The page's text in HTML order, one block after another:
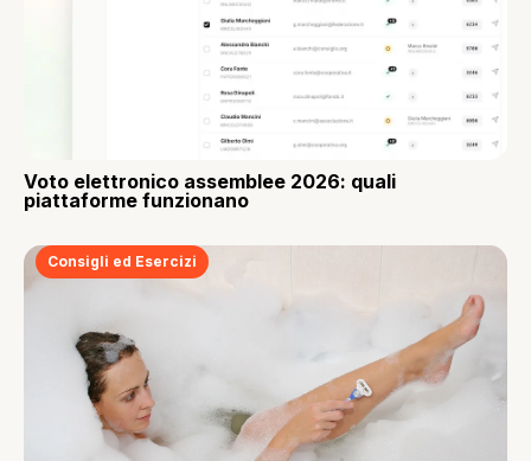
Voto elettronico assemblee 2026: quali
piattaforme funzionano
Consigli ed Esercizi